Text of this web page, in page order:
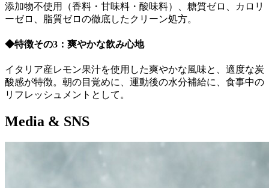
添加物不使用（香料・甘味料・酸味料）、糖質ゼロ、カロリ
ーゼロ、脂質ゼロの徹底したクリーン処方。
◆特徴その3：爽やかな飲み心地
イタリア産レモン果汁を使用した爽やかな風味と、適度な炭
酸感が特徴。朝の目覚めに、運動後の水分補給に、食事中の
リフレッシュメントとして。
Media & SNS